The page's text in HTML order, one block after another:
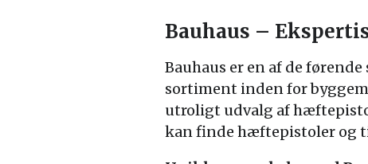
Bauhaus –
Bauhaus er en af de
sortiment inden for
utroligt udvalg af
kan finde hæftepistoler og